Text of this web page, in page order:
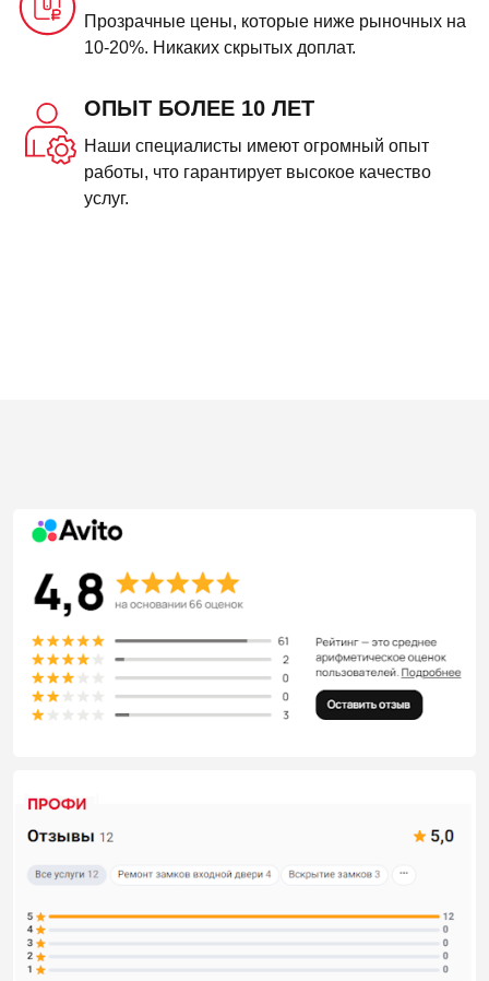
Прозрачные цены, которые ниже рыночных на
10-20%. Никаких скрытых доплат.
ОПЫТ БОЛЕЕ 10 ЛЕТ
Наши специалисты имеют огромный опыт
работы, что гарантирует высокое качество
услуг.